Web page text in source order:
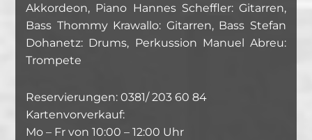
Akkordeon, Piano Hannes Scheffler: Gitarren,
Bass Thommy Krawallo: Gitarren, Bass Stefan
Dohanetz: Drums, Perkussion Manuel Abreu:
Trompete
Reservierungen: 0381/ 203 60 84
Kartenvorverkauf:
Mo – Fr von 10:00 – 12:00 Uhr